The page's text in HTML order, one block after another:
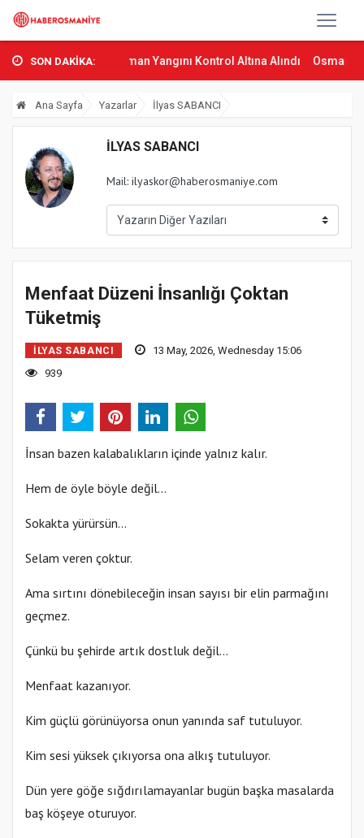
SON DAKİKA:
Sumbas’ta Orman Yangını Kontrol Altına Alındı Osmaniye’de
Ana Sayfa Yazarlar İlyas SABANCI
İLYAS SABANCI
Mail: ilyaskor@haberosmaniye.com
Menfaat Düzeni İnsanlığı Çoktan
Tüketmiş
İLYAS SABANCI
13 May, 2026, Wednesday 15:06
939
İnsan bazen kalabalıkların içinde yalnız kalır.
Hem de öyle böyle değil…
Sokakta yürürsün…
Selam veren çoktur.
Ama sırtını dönebileceğin insan sayısı bir elin parmağını
geçmez.
Çünkü bu şehirde artık dostluk değil…
Menfaat kazanıyor.
Kim güçlü görünüyorsa onun yanında saf tutuluyor.
Kim sesi yüksek çıkıyorsa ona alkış tutuluyor.
Dün yere göğe sığdırılamayanlar bugün başka masalarda
baş köşeye oturuyor.